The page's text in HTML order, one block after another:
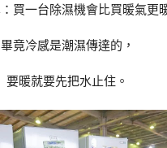
買一台除濕機會比買暖氣更
畢竟冷感是潮濕傳達的，
要暖就要先把水止住。